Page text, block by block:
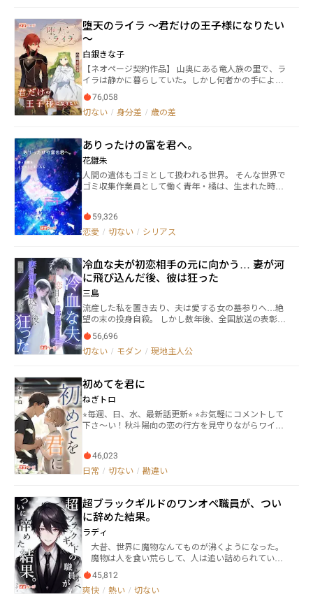
お話。 公爵邸で光里の世話を焼いてくれる愉快な仲間
達や学園で出会うドS大魔法士のアルフレッド。それ
に婚約者の第三王子に光里と敵対するヒロイン。 皆を
巻き込みながら光里は断罪回避からの悪役令嬢溺愛エ
ンドを目指す！ ※連載再開時にはお知らせしますので
ブクマお願いします
堕天のライラ ～君だけの王子様になりたい
～
白銀きな子
【ネオページ契約作品】 山奥にある竜人族の里で、ラ
イラは静かに暮らしていた。しかし何者かの手によ
り、里は一夜にして滅ぼされてしまう。 里の唯一の生
き残りであるライラはヒューマンにさらわれ、オーク
ションの目玉商品として売られる運命をたどることに
応じ、ライラは王城へ招待されることになる。 竜人族
の生き残りとして。そして、国の行く末を握る重要人
物として……。 心優しく単純で、何でもすぐに信じて
しまうライラ。冷淡な印象を与える、人間不信のア
ル。 正反対の2人は噛み合わないものの、苦境を乗り
く。 けれど彼らは、互いに大きな秘密を抱えていた─
る、嘘と秘密と信頼と、愛の物語。 【毎週月、火曜日
76,058
切ない / 身分差 / 歳の差
ありったけの富を君へ。
花雛朱
人間の遺体もゴミとして扱われる世界。 そんな世界で
ゴミ収集作業員として働く青年・橘は、生まれた時か
しあなたが現状を変えたいと思うのなら、また私の所
へ来て下さい」と言われ、橘の人生は大きく変わって
59,326
恋愛 / 切ない / シリアス
冷血な夫が初恋相手の元に向かう… 妻が河
に飛び込んだ後、彼は狂った
三島
流産した私を置き去り、夫は愛する女の墓参りへ…絶
望の末の投身自殺。 しかし数年後、全国放送の表彰台
で、私は“死んだはず”の妻と対面した。 彼は狂乱し、
白骨化した指輪を握りしめて泣き叫ぶ——​​​「お前…生
きていたのか…！」​私の目は冷たく、微笑みは残酷だ
56,696
切ない / モダン / 現地主人公
初めてを君に
ねぎトロ
⭐︎毎週、日、水、最新話更新⭐︎ ⭐︎お気軽にコメントして
下さ〜い！秋斗陽向の恋の行方を見守りながらワイワ
いくのに、2人の関係は拗れていってしまう……。2人
が選んでいく道は？ 秋斗（あきと） 大学生の頃、興
り厳しくした。本当に身体だけの割り切った関係しか
したくない。しかし、そう簡単に相手は見つからず大
学卒業、就職し、半年が経った。 そんなある日『初
めてをして欲しい』と連絡があり、興味半分で陽向
（ひなた）に会う。 こんな綺麗な子がゲイ？喜んで身
体を重ねる。一夜限りのつもりが、陽向と連絡先を交
換する。その日を境に、毎日毎日なぜか陽向へ連絡を
してしまう自分に戸惑う。数回身体を重ねる関係が続
いた。もうさすがに陽向へのこの苦しくて、愛おしく
46,023
日常 / 切ない / 勘違い
超ブラックギルドのワンオペ職員が、つい
に辞めた結果。
ラディ
大昔、世界に魔物なんてものが沸くようになった。
魔物は人を食い荒らして、人は追い詰められてい
た。 見かねた神様とやらが、人々へスキルやらステ
ータスウインドウなんてのを与えて魔物への対抗策と
した。 そんなこんなで人々は魔物と戦い続け、それ
45,812
爽快 / 熱い / 切ない